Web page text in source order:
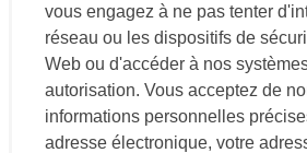
vous engagez à ne pas tenter
réseau ou les dispositifs de
Web ou d'accéder à nos
autorisation. Vous acceptez de
informations personnelles
adresse électronique, votre